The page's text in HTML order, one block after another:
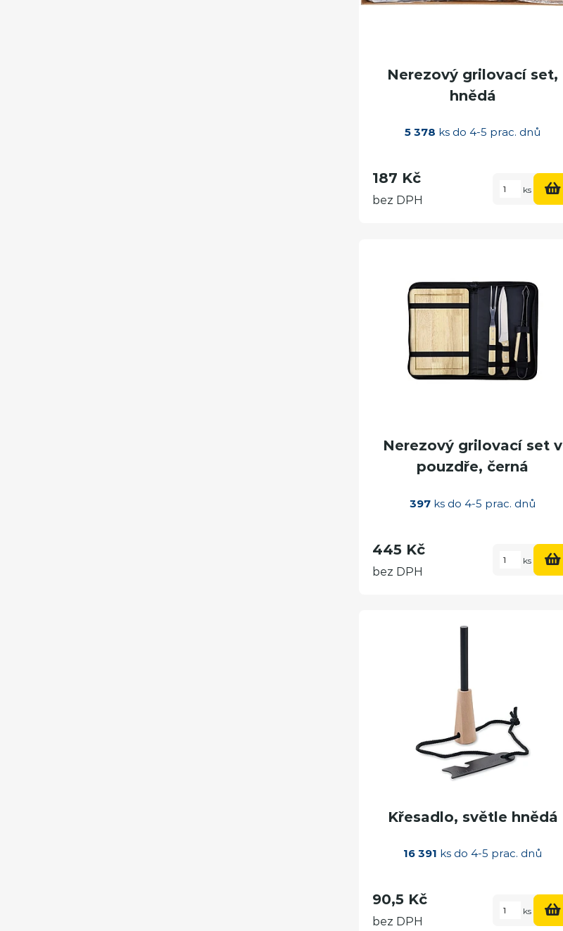
Nerezový grilovací set,
hnědá
5 378 ks do 4-5 prac. dnů
187 Kč
bez DPH
ks
Nerezový grilovací set v
pouzdře, černá
397 ks do 4-5 prac. dnů
445 Kč
bez DPH
ks
Křesadlo, světle hnědá
16 391 ks do 4-5 prac. dnů
90,5 Kč
bez DPH
ks